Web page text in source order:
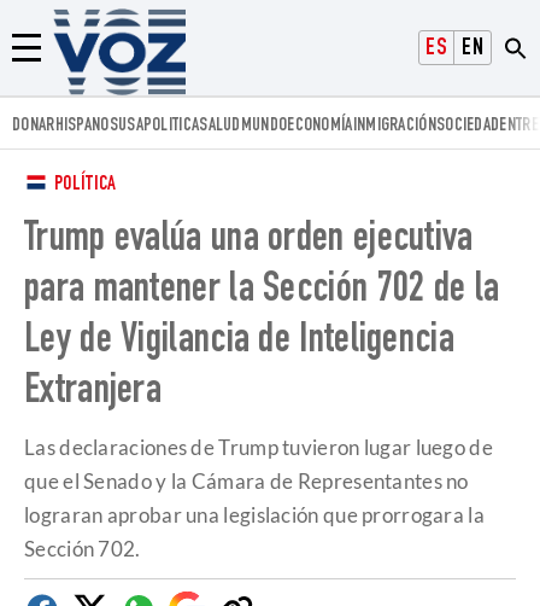
ESPAÑOLENGLISH
Menú
Voz.us
DONARHISPANOSUSAPOLITICASALUD MUNDOECONOMÍAINMIGRACIÓNSOCIEDAD
POLÍTICA
Trump evalúa una orden ejecutiva
para mantener la Sección 702 de la
Ley de Vigilancia de Inteligencia
Extranjera
Las declaraciones de Trump tuvieron lugar luego de
que el Senado y la Cámara de Representantes no
lograran aprobar una legislación que prorrogara la
Sección 702.